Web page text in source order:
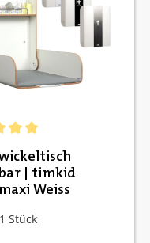
| timkid
Weiss
1 Stück